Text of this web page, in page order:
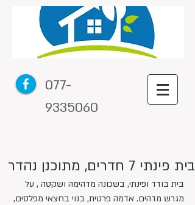
077-
9335060
בית פינתי 7 חדרים, מתוכנן נהדר
בית בודד ופינתי, בשכונה מדהימה ושקטה , על
מגרש מדהים. אדמה פרטית, בנוי בחצאי מפלסים,